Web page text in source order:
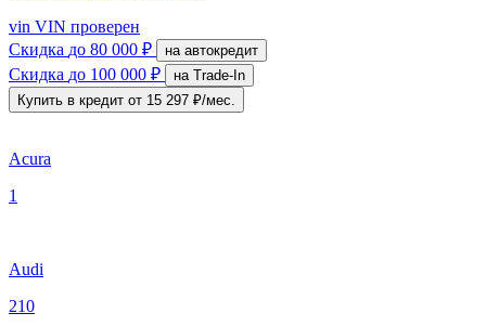
vin VIN проверен
Скидка до 80 000 ₽ на автокредит
Скидка до 100 000 ₽
на Trade-In
Купить в кредит от 15 297 ₽/мес.
Acura
1
Audi
210